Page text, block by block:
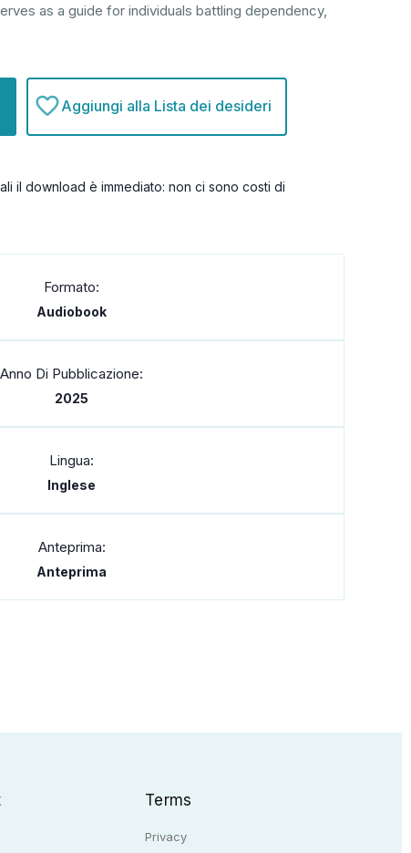
as a guide for individuals battling dependency,
Aggiungi alla Lista dei desideri
il download è immediato: non ci sono costi di
Formato:
Audiobook
Anno Di Pubblicazione:
2025
Lingua:
Inglese
Anteprima:
Anteprima
Terms
Privacy